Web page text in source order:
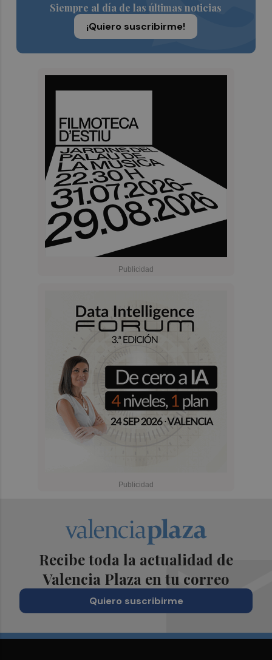
Siempre al día de las últimas noticias
¡Quiero suscribirme!
Recibe toda la actualidad de
Valencia Plaza en tu correo
Quiero suscribirme